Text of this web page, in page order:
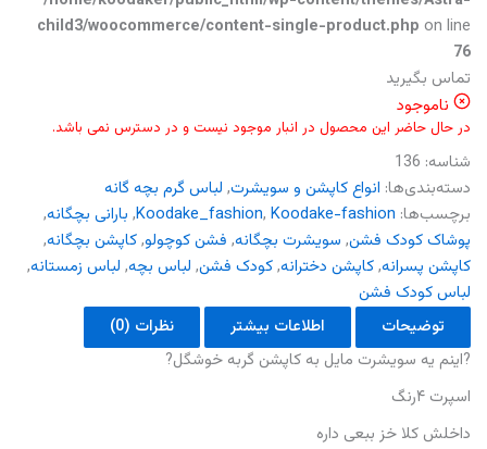
child3/woocommerce/content-single-product.php on line
76
تماس بگیرید
ناموجود
در حال حاضر این محصول در انبار موجود نیست و در دسترس نمی باشد.
شناسه: 136
دسته‌بندی‌ها: انواع کاپشن و سویشرت, لباس گرم بچه گانه
برچسب‌ها:
Koodake_fashion,Koodake-fashion
, بارانی بچگانه,
پوشاک کودک فشن, سویشرت بچگانه, فشن کوچولو,کاپشن بچگانه,
کاپشن پسرانه,کاپشن دخترانه,کودک فشن, لباس بچه, لباس زمستانه,
لباس کودک فشن
توضیحات
اطلاعات بیشتر
نظرات (0)
?اینم یه سویشرت مایل به کاپشن گربه خوشگل?
اسپرت ۴رنگ
داخلش کلا خز ببعی داره